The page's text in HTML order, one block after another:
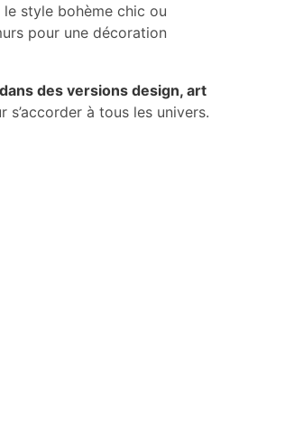
style bohème chic ou
pour une décoration
des versions design, art
s’accorder à tous les univers.